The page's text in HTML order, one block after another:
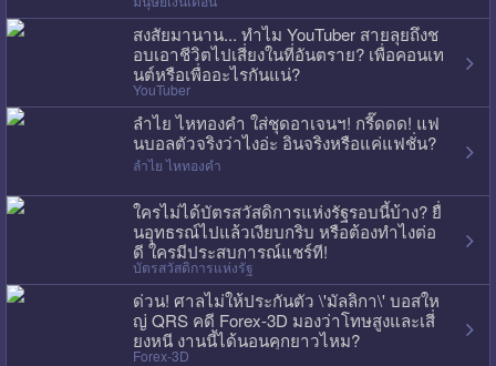
สงสัยมานาน... ทำไม YouTuber สายลุยถึงช
อบเอาชีวิตไปเสี่ยงในที่อันตราย? เพื่อคอนเท
นต์หรือเพื่ออะไรกันแน่?
YouTuber
ลำไย ไหทองคำ ใส่ชุดอาเจนฯ! กรี๊ดดด! แฟ
นบอลตัวจริงว่าไงอ่ะ อินจริงหรือแค่แฟชั่น?
ลำไย ไหทองคำ
ใครไม่ได้บัตรสวัสดิการแห่งรัฐรอบนี้บ้าง? ยื่
นอุทธรณ์ไปแล้วเงียบกริบ หรือต้องทำไงต่อ
ดี ใครมีประสบการณ์แชร์ที!
บัตรสวัสดิการแห่งรัฐ
ด่วน! ศาลไม่ให้ประกันตัว \'มัลลิกา\' บอสให
ญ่ QRS คดี Forex-3D มองว่าโทษสูงและเสี่
ยงหนี งานนี้ได้นอนคุกยาวไหม?
Forex-3D